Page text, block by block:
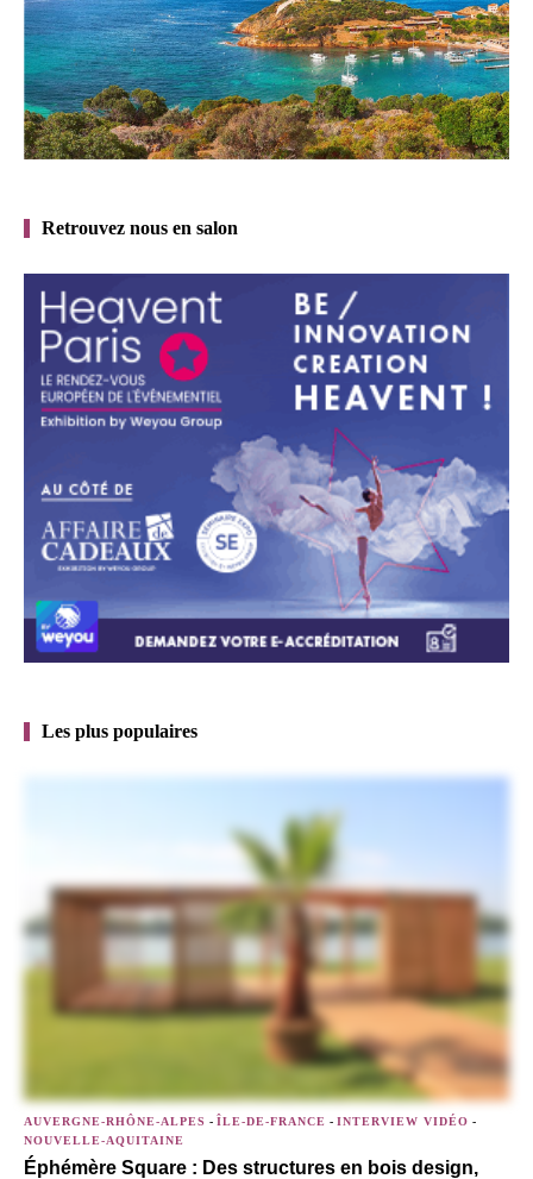
Retrouvez nous en salon
Les plus populaires
AUVERGNE-RHÔNE-ALPES - ÎLE-DE-FRANCE - INTERVIEW VIDÉO -
NOUVELLE-AQUITAINE
Éphémère Square : Des structures en bois design,